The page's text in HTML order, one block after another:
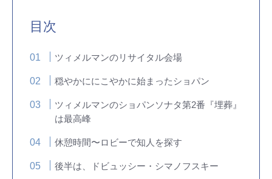
目次
ツィメルマンのリサイタル会場
穏やかににこやかに始まったショパン
ツィメルマンのショパンソナタ第2番『埋葬』
は最高峰
休憩時間〜ロビーで知人を探す
後半は、ドビュッシー・シマノフスキー